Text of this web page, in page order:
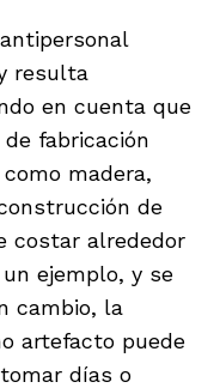
resulta
en cuenta que
fabricación
madera,
de
costar alrededor
ejemplo, y se
cambio, la
artefacto puede
días o